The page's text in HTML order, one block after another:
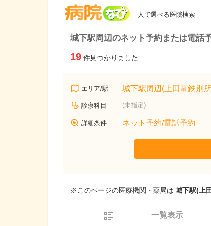
人で選べる医院検索
城下駅周辺のネット予約または電話
19 件見つかりました
エリア/駅 城下駅周辺(上田電鉄別
診療科目 (未指定)
詳細条件 ネット予約/電話予約
※このページの医療機関・薬局は 城下駅(上
一覧表示